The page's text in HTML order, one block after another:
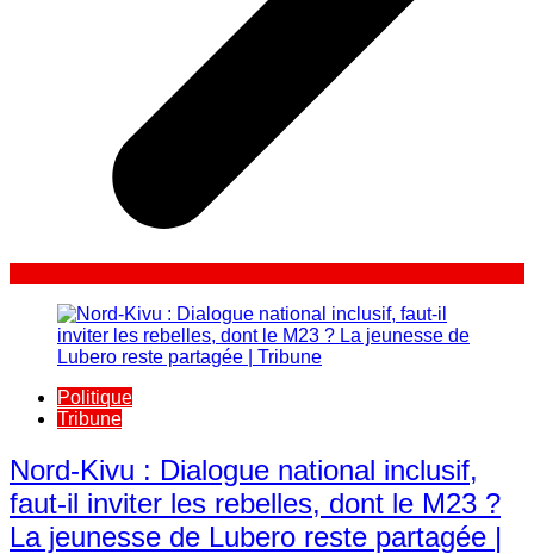
Politique
Tribune
Nord-Kivu : Dialogue national inclusif,
faut-il inviter les rebelles, dont le M23 ?
La jeunesse de Lubero reste partagée |